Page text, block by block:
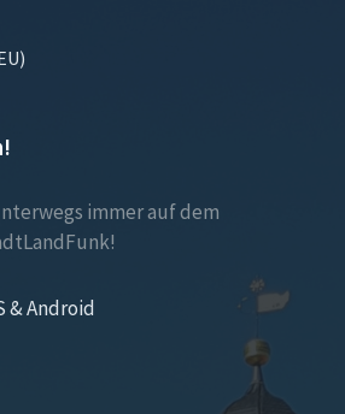
immer auf dem
& Android